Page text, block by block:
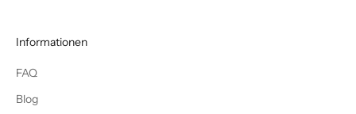
Informationen
FAQ
Blog